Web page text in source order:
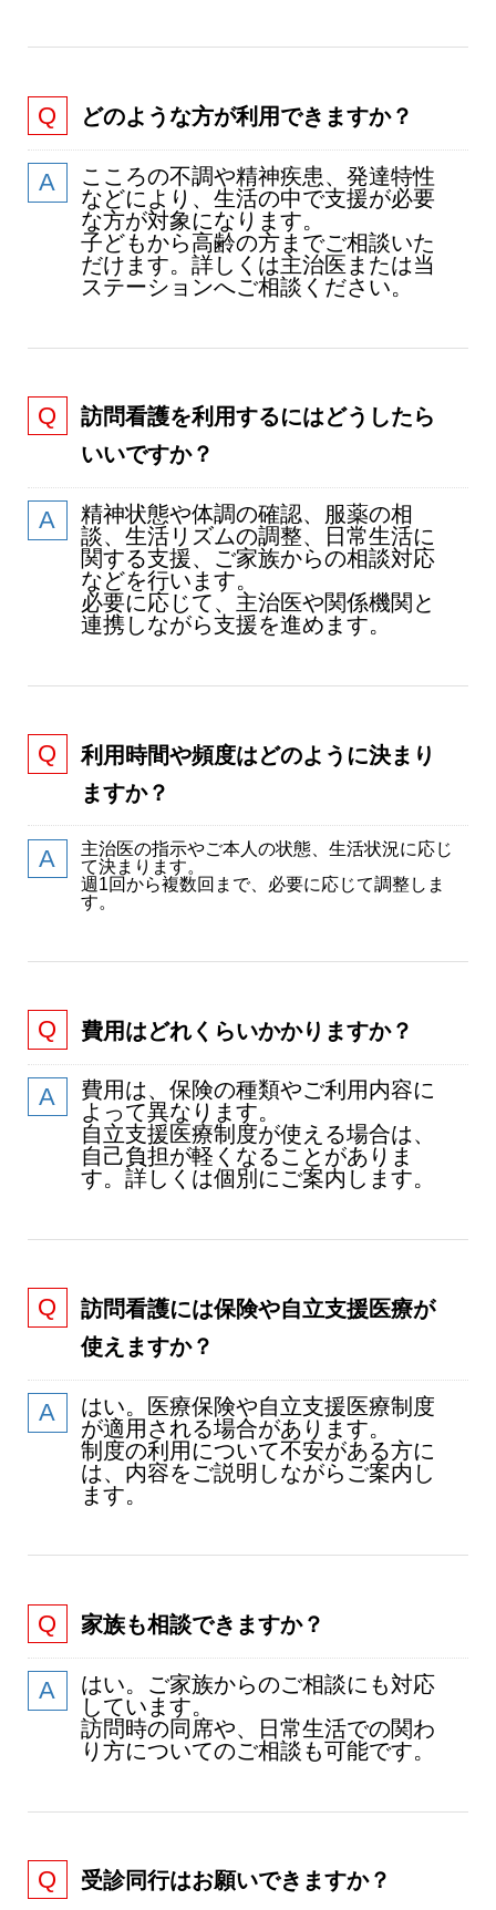
どのような方が利用できますか？
こころの不調や精神疾患、発達特性
などにより、生活の中で支援が必要
な方が対象になります。
子どもから高齢の方までご相談いた
だけます。詳しくは主治医または当
ステーションへご相談ください。
訪問看護を利用するにはどうしたら
いいですか？
精神状態や体調の確認、服薬の相
談、生活リズムの調整、日常生活に
関する支援、ご家族からの相談対応
などを行います。
必要に応じて、主治医や関係機関と
連携しながら支援を進めます。
利用時間や頻度はどのように決まり
ますか？
主治医の指示やご本人の状態、生活状況に応じ
て決まります。
週1回から複数回まで、必要に応じて調整しま
す。
費用はどれくらいかかりますか？
費用は、保険の種類やご利用内容に
よって異なります。
自立支援医療制度が使える場合は、
自己負担が軽くなることがありま
す。詳しくは個別にご案内します。
訪問看護には保険や自立支援医療が
使えますか？
はい。医療保険や自立支援医療制度
が適用される場合があります。
制度の利用について不安がある方に
は、内容をご説明しながらご案内し
ます。
家族も相談できますか？
はい。ご家族からのご相談にも対応
しています。
訪問時の同席や、日常生活での関わ
り方についてのご相談も可能です。
受診同行はお願いできますか？